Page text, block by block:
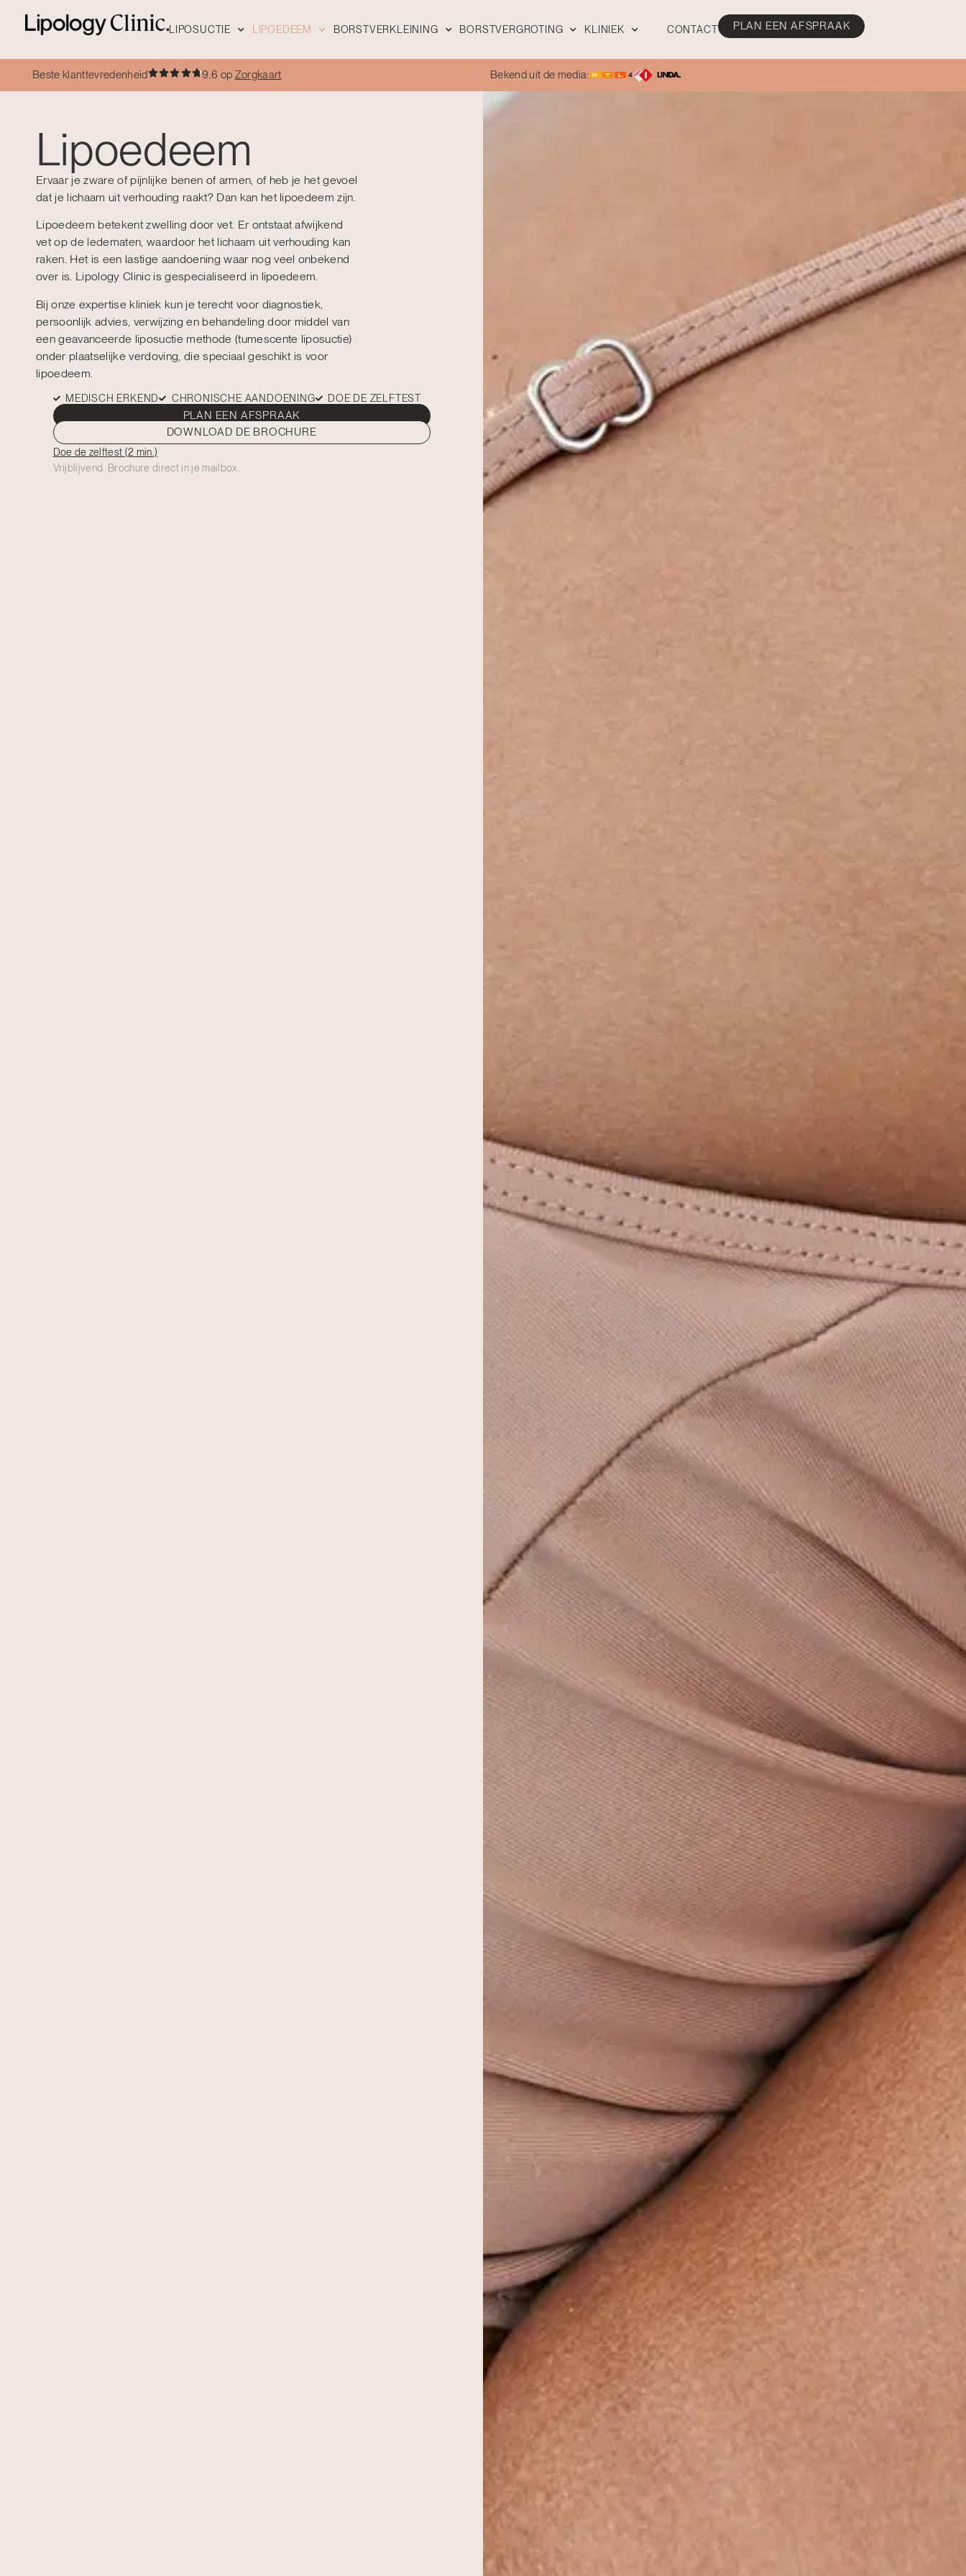
LIPOSUCTIE LIPOEDEEM BORSTVERKLEINING BORSTVERGROTING KLINIEK CONTACT PLAN EEN AFSPRAAK
Beste klanttevredenheid 9.6 op Zorgkaart Bekend uit de media:
Lipoedeem
Ervaar je zware of pijnlijke benen of armen, of heb je het gevoel
dat je lichaam uit verhouding raakt? Dan kan het lipoedeem zijn.
Lipoedeem betekent zwelling door vet. Er ontstaat afwijkend
vet op de ledematen, waardoor het lichaam uit verhouding kan
raken. Het is een lastige aandoening waar nog veel onbekend
over is. Lipology Clinic is gespecialiseerd in lipoedeem.
Bij onze expertise kliniek kun je terecht voor diagnostiek,
persoonlijk advies, verwijzing en behandeling door middel van
een geavanceerde liposuctie methode (tumescente liposuctie)
onder plaatselijke verdoving, die speciaal geschikt is voor
lipoedeem.
MEDISCH ERKEND CHRONISCHE AANDOENING DOE DE ZELFTEST
PLAN EEN AFSPRAAK
DOWNLOAD DE BROCHURE
Doe de zelftest (2 min.)
Vrijblijvend. Brochure direct in je mailbox.